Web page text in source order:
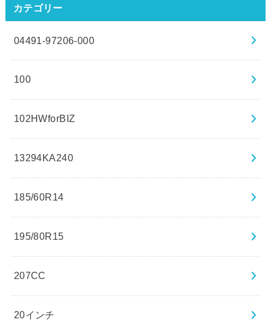
カテゴリー
04491-97206-000
100
102HWforBIZ
13294KA240
185/60R14
195/80R15
207CC
20インチ